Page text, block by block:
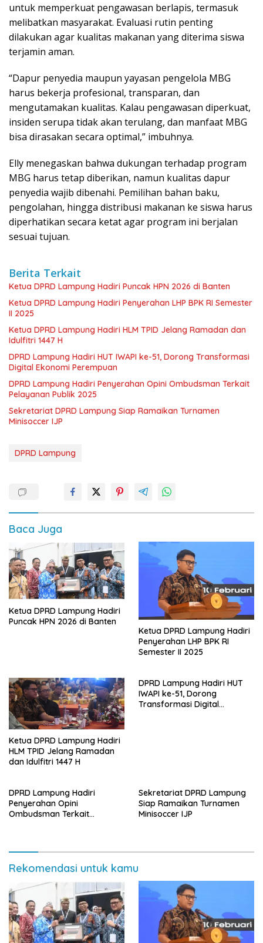
untuk memperkuat pengawasan berlapis, termasuk
melibatkan masyarakat. Evaluasi rutin penting
dilakukan agar kualitas makanan yang diterima siswa
terjamin aman.
“Dapur penyedia maupun yayasan pengelola MBG
harus bekerja profesional, transparan, dan
mengutamakan kualitas. Kalau pengawasan diperkuat,
insiden serupa tidak akan terulang, dan manfaat MBG
bisa dirasakan secara optimal,” imbuhnya.
Elly menegaskan bahwa dukungan terhadap program
MBG harus tetap diberikan, namun kualitas dapur
penyedia wajib dibenahi. Pemilihan bahan baku,
pengolahan, hingga distribusi makanan ke siswa harus
diperhatikan secara ketat agar program ini berjalan
sesuai tujuan.
Berita Terkait
Ketua DPRD Lampung Hadiri Puncak HPN 2026 di Banten
Ketua DPRD Lampung Hadiri Penyerahan LHP BPK RI Semester
II 2025
Ketua DPRD Lampung Hadiri HLM TPID Jelang Ramadan dan
Idulfitri 1447 H
DPRD Lampung Hadiri HUT IWAPI ke-51, Dorong Transformasi
Digital Ekonomi Perempuan
DPRD Lampung Hadiri Penyerahan Opini Ombudsman Terkait
Pelayanan Publik 2025
Sekretariat DPRD Lampung Siap Ramaikan Turnamen
Minisoccer IJP
DPRD Lampung
Baca Juga
Ketua DPRD Lampung Hadiri
Puncak HPN 2026 di Banten
Ketua DPRD Lampung Hadiri
Penyerahan LHP BPK RI
Semester II 2025
Ketua DPRD Lampung Hadiri
HLM TPID Jelang Ramadan
dan Idulfitri 1447 H
DPRD Lampung Hadiri HUT
IWAPI ke-51, Dorong
Transformasi Digital
DPRD Lampung Hadiri
Penyerahan Opini
Ombudsman Terkait
Sekretariat DPRD Lampung
Siap Ramaikan Turnamen
Minisoccer IJP
Rekomendasi untuk kamu